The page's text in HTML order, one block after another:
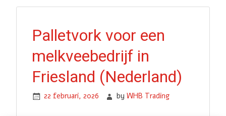
Palletvork voor een
melkveebedrijf in
Friesland (Nederland)
22 februari, 2026 byWHB Trading